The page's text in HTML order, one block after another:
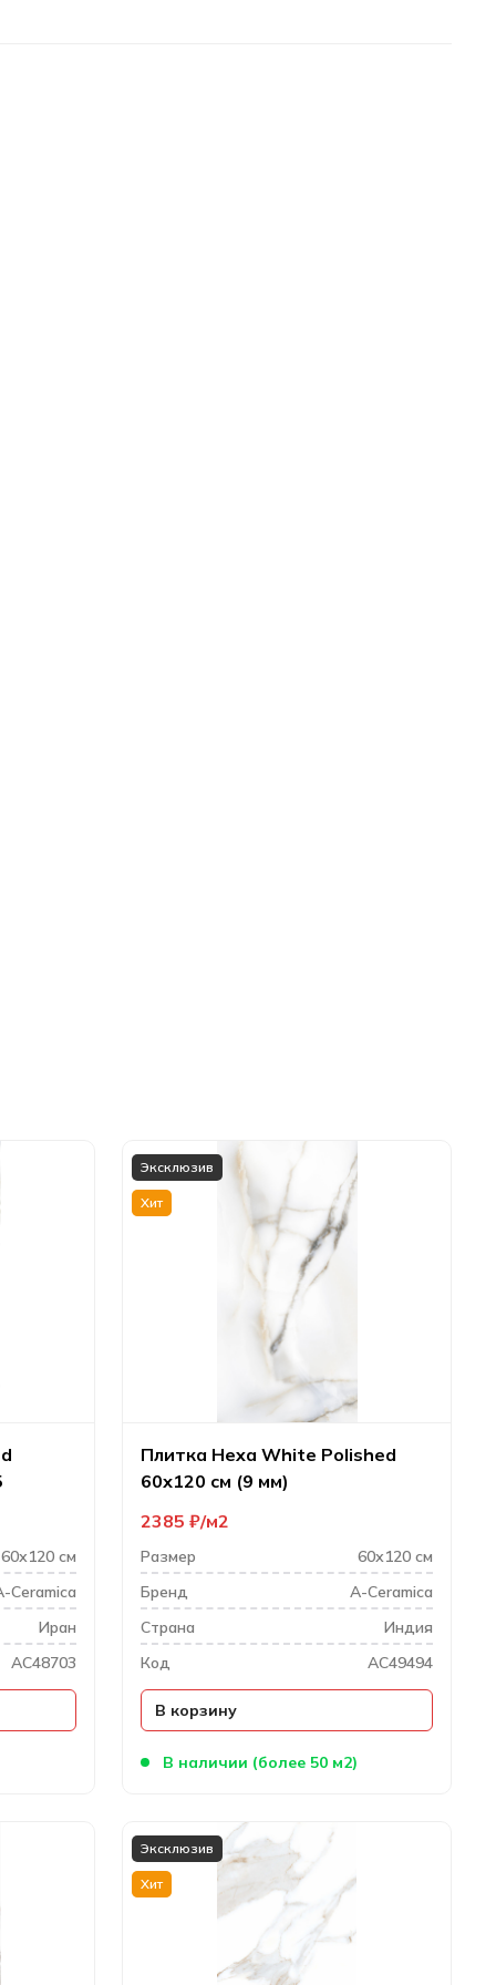
60х120 см
Ceramica
Иран
AC48703
Эксклюзив
Хит
Плитка Hexa White Polished
60х120 см (9 мм)
В наличии (более 50 м2)
2385 ₽ м2
Размер
60х120 см
Бренд
A-Ceramica
Cтрана
Индия
Код
AC49494
В корзину
Эксклюзив
Хит